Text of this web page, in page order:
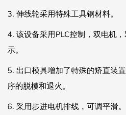
3. 伸线轮采用特殊工具钢材料。
4. 该设备采用PLC控制，双电机
示。
5. 出口模具增加了特殊的矫直装
序的脱模和退火。
6. 采用步进电机排线，可调平滑。